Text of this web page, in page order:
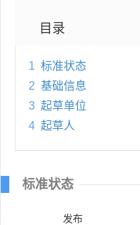
目录
1 标准状态
2 基础信息
3 起草单位
4 起草人
标准状态
发布